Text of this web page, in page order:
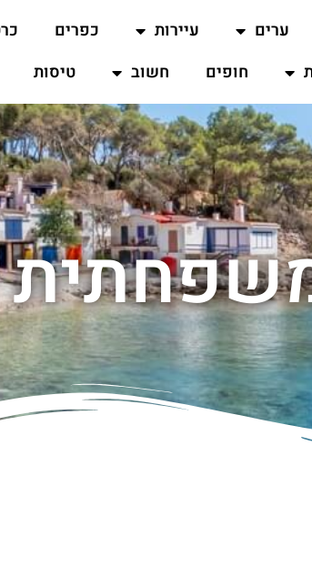
ערים עיירות כפרים
חופים חשוב טיסות